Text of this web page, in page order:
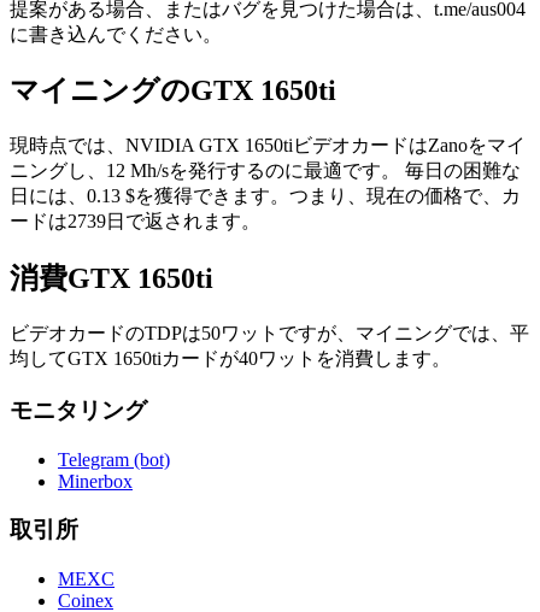
提案がある場合、またはバグを見つけた場合は、t.me/aus004
に書き込んでください。
マイニングのGTX 1650ti
現時点では、NVIDIA GTX 1650tiビデオカードはZanoをマイ
ニングし、12 Mh/sを発行するのに最適です。 毎日の困難な
日には、0.13 $を獲得できます。つまり、現在の価格で、カ
ードは2739日で返されます。
消費GTX 1650ti
ビデオカードのTDPは50ワットですが、マイニングでは、平
均してGTX 1650tiカードが40ワットを消費します。
モニタリング
Telegram (bot)
Minerbox
取引所
MEXC
Coinex